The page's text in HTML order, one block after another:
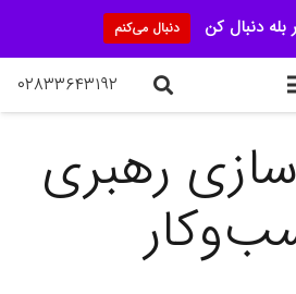
۰۲۸۳۳۶۴۳۱۹۲
رهبری
بله دنبال کن دنبال می‌کنم